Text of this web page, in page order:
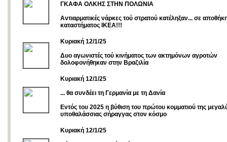
ΓΚΑΦΑ ΟΛΚΗΣ ΣΤΗΝ ΠΟΛΩΝΙΑ
Αντιαρματικές νάρκες τού στρατού κατέληξαν... σε
καταστήματος IKEA!!!
Κυριακή 12/1/25
Δυο αγωνιστές τού κινήματος των ακτημόνων αγροτών
δολοφονήθηκαν στην Βραζιλία
Κυριακή 12/1/25
... θα συνδέει τη Γερμανία με τη Δανία
Εντός του 2025 η βύθιση του πρώτου κομματιού της
υποθαλάσσιας σήραγγας στον κόσμο
Kυριακή 12/1/25